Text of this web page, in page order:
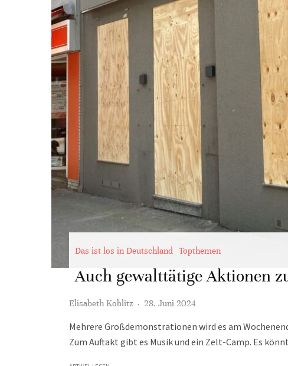
Das ist los in Deutschland Topthemen
Auch gewalttätige Aktionen
Elisabeth Koblitz · 28. Juni 2024
Mehrere Großdemonstrationen wird es am
Zum Auftakt gibt es Musik und ein Zelt-Camp. Es